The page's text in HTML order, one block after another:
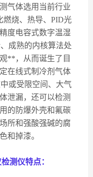
气体选用当前行业
烧、热导、 PID光
度电容式数字温湿
成熟的内核算法处
**，从而诞生了目
在线式制冷剂气体
或受限空间、大气
泄漏，还可以检测
的防爆外壳和氟碳
所和强酸强碱的腐
和掉漆。
测仪特点：